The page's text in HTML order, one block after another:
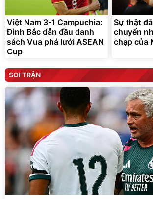
Việt Nam 3-1 Campuchia:
Đình Bắc dẫn đầu danh
sách Vua phá lưới ASEAN
Cup
Sự thật
chuyển
chạp của
SOI TRẬN